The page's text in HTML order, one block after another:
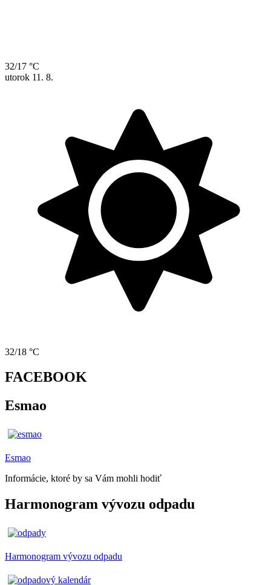
32/17 °C
utorok 11. 8.
32/18 °C
FACEBOOK
Esmao
Esmao
Informácie, ktoré by sa Vám mohli hodiť
Harmonogram vývozu odpadu
Harmonogram vývozu odpadu